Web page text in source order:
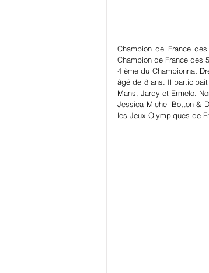
Champion de France
Champion de France des
4 ème du Championnat
âgé de 8 ans. Il
Mans, Jardy et Ermelo.
Jessica Michel Botton &
les Jeux Olympiques de